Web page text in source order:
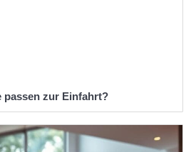
passen zur Einfahrt?